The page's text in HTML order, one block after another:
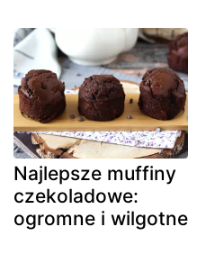
Najlepsze muffiny
czekoladowe:
ogromne i wilgotne